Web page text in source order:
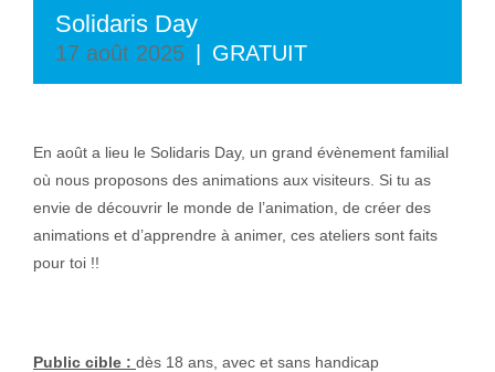
Solidaris Day
17 août 2025 GRATUIT
En août a lieu le Solidaris Day, un grand évènement familial
où nous proposons des animations aux visiteurs. Si tu as
envie de découvrir le monde de l’animation, de créer des
animations et d’apprendre à animer, ces ateliers sont faits
pour toi !!
Public cible : dès 18 ans, avec et sans handicap